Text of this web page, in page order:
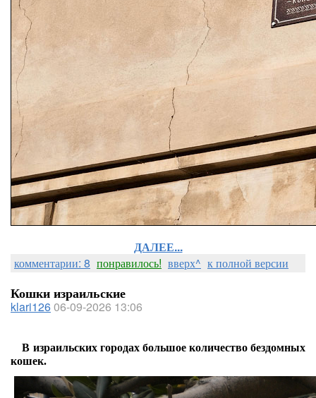
ДАЛЕЕ...
комментарии: 8 понравилось! вверх^ к полной версии
Кошки израильские
klari12606-09-2026 13:06
В израильских городах большое количество бездомных
кошек.